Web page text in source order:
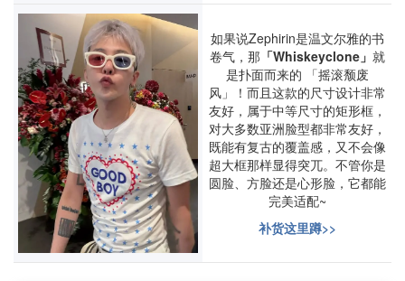
如果说Zephirin是温文尔雅的书
卷气，那 「Whiskeyclone」 就
是扑面而来的 「摇滚颓废
风」！而且这款的尺寸设计非常
友好，属于中等尺寸的矩形框，
对大多数亚洲脸型都非常友好，
既能有复古的覆盖感，又不会像
超大框那样显得突兀。不管你是
圆脸、方脸还是心形脸，它都能
完美适配~
补货这里蹲>>